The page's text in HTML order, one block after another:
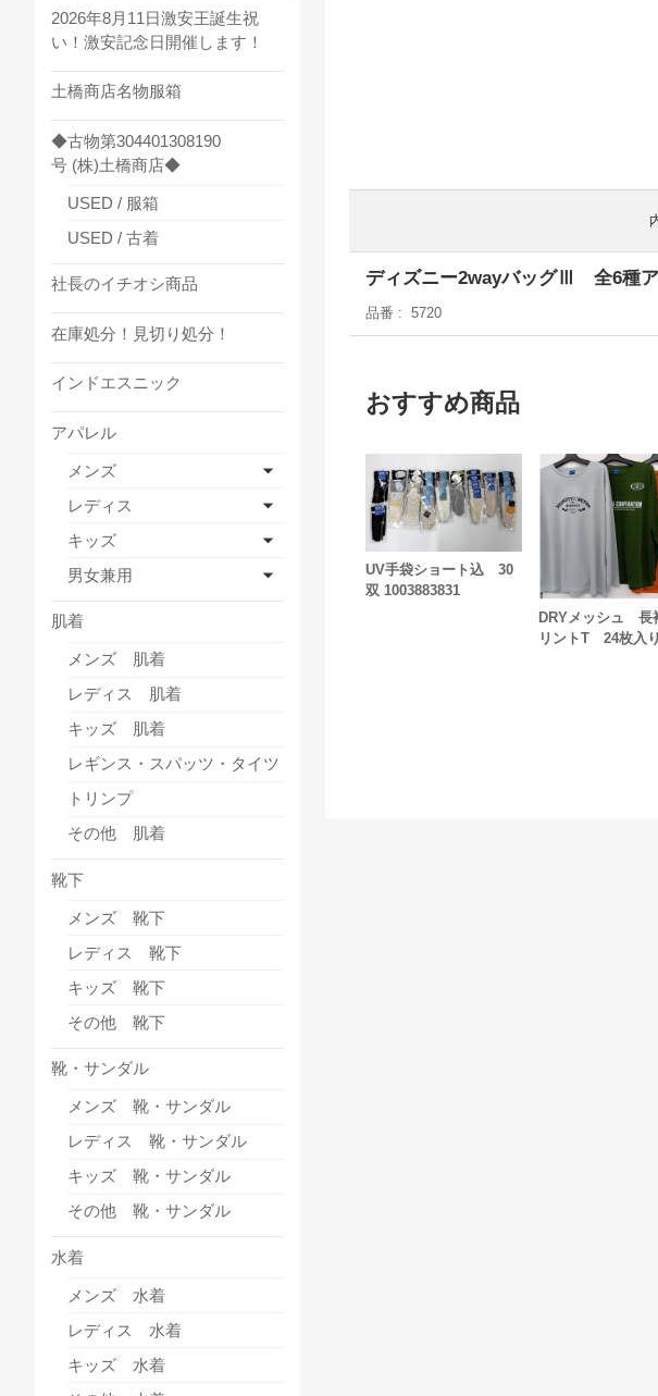
ディズニー2wayバッグⅢ 全6種
品番 5720
おすすめ商品
UV手袋ショート込 30
双 1003883831
DRYメッシュ 長
リントT 24枚入り
2026年8月11日激安王誕生祝
い！激安記念日開催します！
土橋商店名物服箱
◆古物第304401308190
号 (株)土橋商店◆
USED / 服箱
USED / 古着
社長のイチオシ商品
在庫処分！見切り処分！
インドエスニック
アパレル
メンズ
レディス
キッズ
男女兼用
肌着
メンズ 肌着
レディス 肌着
キッズ 肌着
レギンス・スパッツ・タイツ
トリンプ
その他 肌着
靴下
メンズ 靴下
レディス 靴下
キッズ 靴下
その他 靴下
靴・サンダル
メンズ 靴・サンダル
レディス 靴・サンダル
キッズ 靴・サンダル
その他 靴・サンダル
水着
メンズ 水着
レディス 水着
キッズ 水着